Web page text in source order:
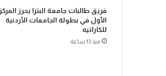
فريق طالبات جامعة البترا يحرز المركز
الأول في بطولة الجامعات الأردنية
للكاراتيه
منذ 13 ساعة